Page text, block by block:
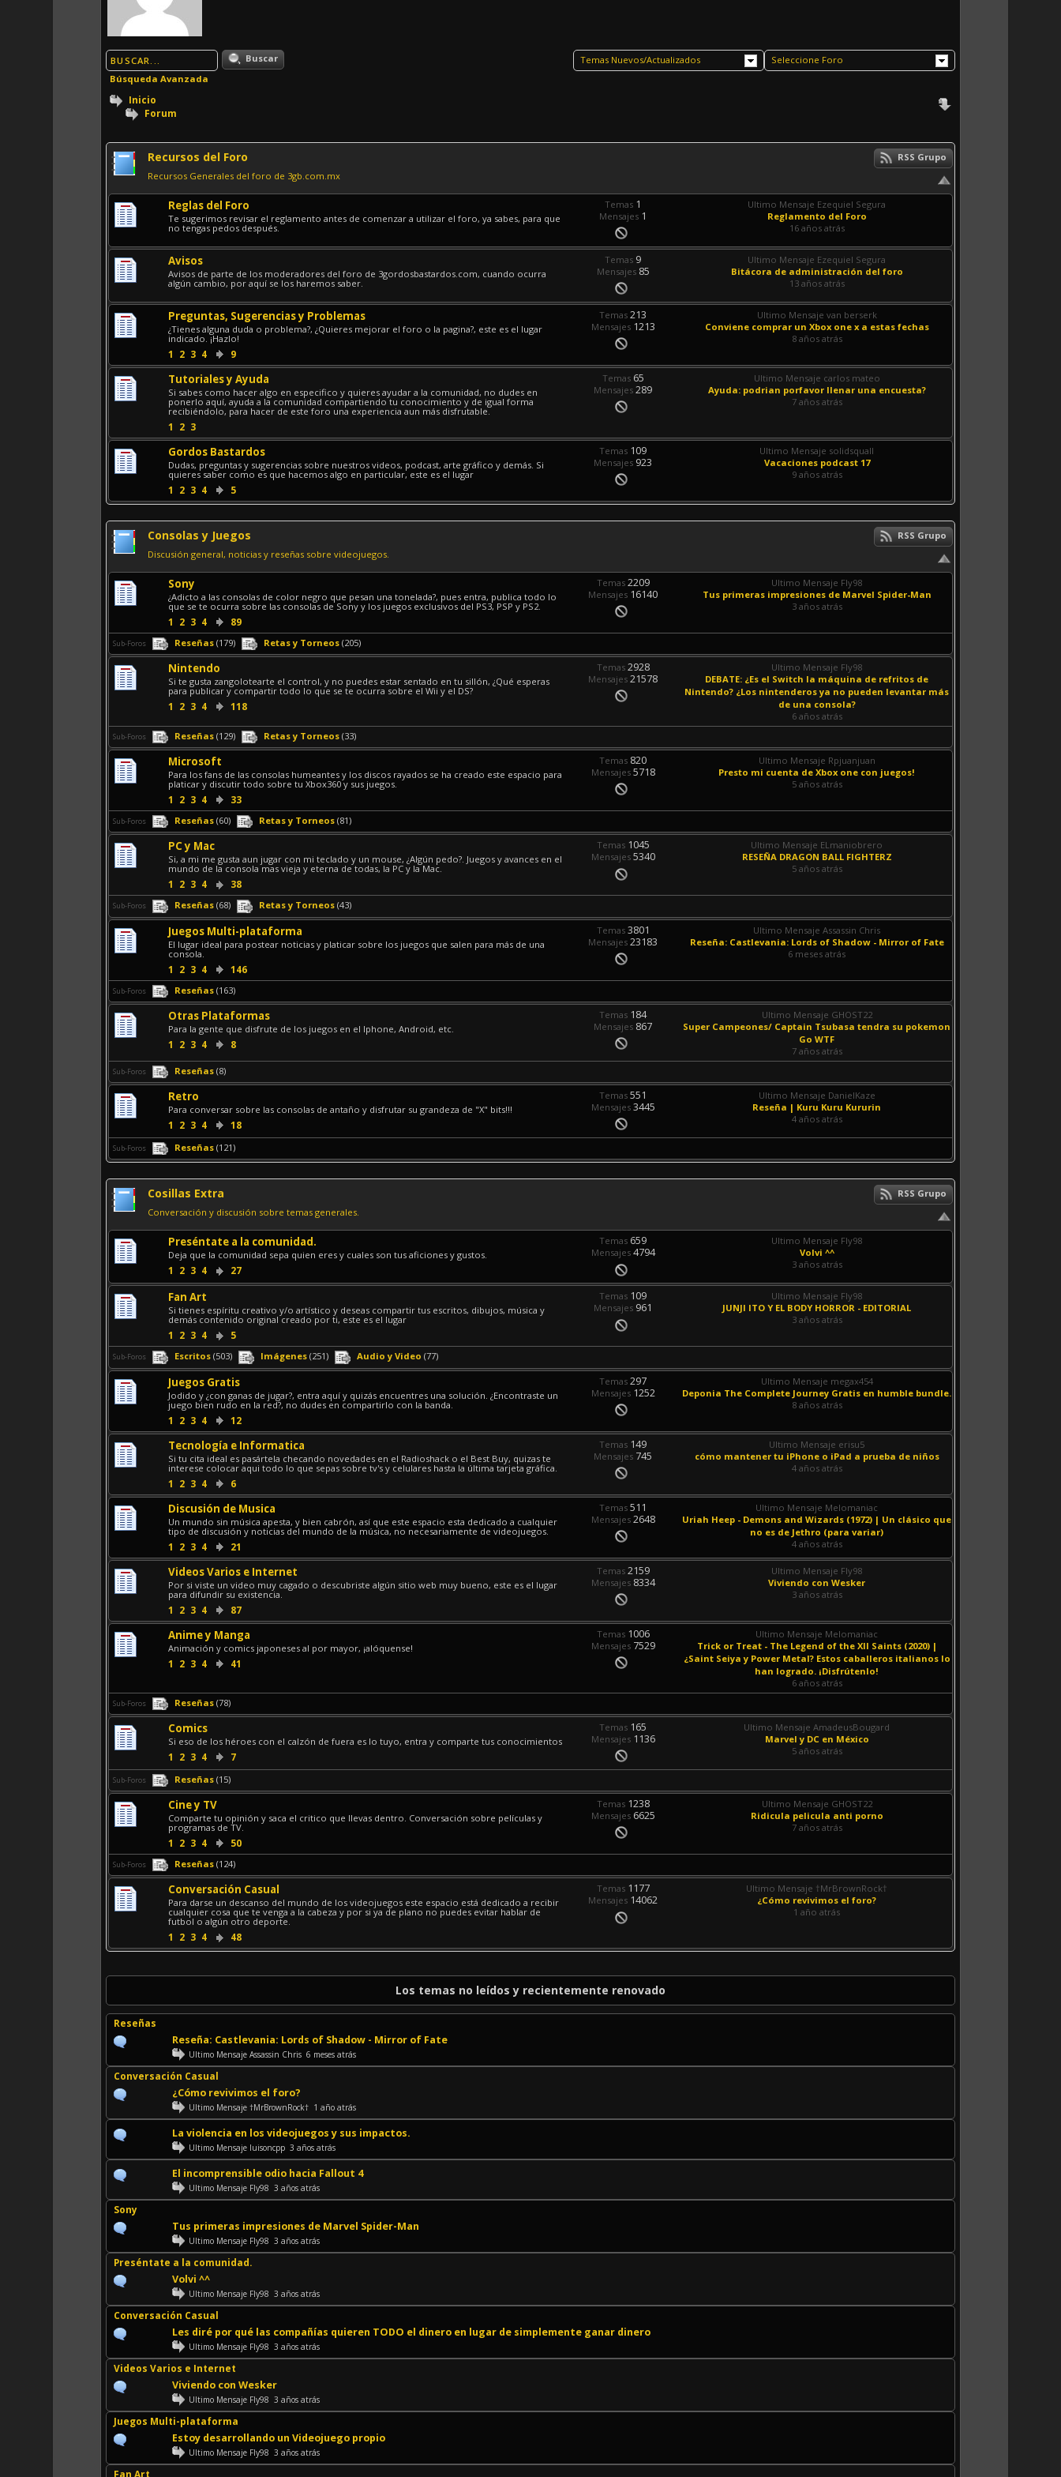
Seleccione Foro
Temas Nuevos/Actualizados
Buscar
Búsqueda Avanzada
Inicio
Forum
RSS Grupo
Recursos del Foro
Recursos Generales del foro de 3gb.com.mx
Reglas del Foro
Te sugerimos revisar el reglamento antes de comenzar a utilizar el foro, ya sabes, para que
no tengas pedos después.
Ultimo Mensaje Ezequiel Segura
Reglamento del Foro
16 años atrás
Temas 1
Mensajes 1
Avisos
Avisos de parte de los moderadores del foro de 3gordosbastardos.com, cuando ocurra
algún cambio, por aquí se los haremos saber.
Ultimo Mensaje Ezequiel Segura
Bitácora de administración del foro
13 años atrás
Temas 9
Mensajes 85
Preguntas, Sugerencias y Problemas
¿Tienes alguna duda o problema?, ¿Quieres mejorar el foro o la pagina?, este es el lugar
indicado. ¡Hazlo!
1 2 3 4 9
Ultimo Mensaje van berserk
Conviene comprar un Xbox one x a estas fechas
8 años atrás
Temas213
Mensajes 1213
Tutoriales y Ayuda
Si sabes como hacer algo en especifico y quieres ayudar a la comunidad, no dudes en
ponerlo aquí, ayuda a la comunidad compartiendo tu conocimiento y de igual forma
recibiéndolo, para hacer de este foro una experiencia aun más disfrutable.
1 2 3
Ultimo Mensaje carlos mateo
Ayuda: podrian porfavor llenar una encuesta?
7 años atrás
Temas 65
Mensajes289
Gordos Bastardos
Dudas, preguntas y sugerencias sobre nuestros videos, podcast, arte gráfico y demás. Si
quieres saber como es que hacemos algo en particular, este es el lugar
1 2 3 4 5
Ultimo Mensaje solidsquall
Vacaciones podcast 17
9 años atrás
Temas 109
Mensajes 923
RSS Grupo
Consolas y Juegos
Discusión general, noticias y reseñas sobre videojuegos.
Sony
¿Adicto a las consolas de color negro que pesan una tonelada?, pues entra, publica todo lo
que se te ocurra sobre las consolas de Sony y los juegos exclusivos del PS3, PSP y PS2.
1 2 3 4 89
Ultimo Mensaje Fly98
Tus primeras impresiones de Marvel Spider-Man
3 años atrás
Temas 2209
Mensajes 16140
Sub-Foros Reseñas (179) Retas y Torneos (205)
Nintendo
Si te gusta zangolotearte el control, y no puedes estar sentado en tu sillón, ¿Qué esperas
para publicar y compartir todo lo que se te ocurra sobre el Wii y el DS?
1 2 3 4 118
Ultimo Mensaje Fly98
DEBATE: ¿Es el Switch la máquina de refritos de
Nintendo? ¿Los nintenderos ya no pueden levantar más
de una consola?
6 años atrás
Temas 2928
Mensajes21578
Sub-Foros Reseñas (129) Retas y Torneos (33)
Microsoft
Para los fans de las consolas humeantes y los discos rayados se ha creado este espacio para
platicar y discutir todo sobre tu Xbox360 y sus juegos.
1 2 3 4 33
Ultimo Mensaje Rpjuanjuan
Presto mi cuenta de Xbox one con juegos!
5 años atrás
Temas 820
Mensajes 5718
Sub-Foros Reseñas (60) Retas y Torneos (81)
PC y Mac
Si, a mi me gusta aun jugar con mi teclado y un mouse, ¿Algún pedo?. Juegos y avances en el
mundo de la consola mas vieja y eterna de todas, la PC y la Mac.
1 2 3 4 38
Ultimo Mensaje ELmaniobrero
RESEÑA DRAGON BALL FIGHTERZ
5 años atrás
Temas 1045
Mensajes 5340
Sub-Foros Reseñas (68) Retas y Torneos (43)
Juegos Multi-plataforma
El lugar ideal para postear noticias y platicar sobre los juegos que salen para más de una
consola.
1 2 3 4 146
Ultimo Mensaje Assassin Chris
Reseña: Castlevania: Lords of Shadow - Mirror of Fate
6 meses atrás
Temas 3801
Mensajes23183
Sub-Foros Reseñas (163)
Otras Plataformas
Para la gente que disfrute de los juegos en el Iphone, Android, etc.
1 2 3 4 8
Ultimo Mensaje GHOST22
Super Campeones/ Captain Tsubasa tendra su pokemon
Go WTF
7 años atrás
Temas 184
Mensajes 867
Sub-Foros Reseñas (8)
Retro
Para conversar sobre las consolas de antaño y disfrutar su grandeza de "X" bits!!!
1 2 3 4 18
Ultimo Mensaje DanielKaze
Reseña | Kuru Kuru Kururin
4 años atrás
Temas551
Mensajes 3445
Sub-Foros Reseñas (121)
RSS Grupo
Cosillas Extra
Conversación y discusión sobre temas generales.
Preséntate a la comunidad.
Deja que la comunidad sepa quien eres y cuales son tus aficiones y gustos.
1 2 3 4 27
Ultimo Mensaje Fly98
Volvi ^^
3 años atrás
Temas 659
Mensajes 4794
Fan Art
Si tienes espíritu creativo y/o artístico y deseas compartir tus escritos, dibujos, música y
demás contenido original creado por ti, este es el lugar
1 2 3 4 5
Ultimo Mensaje Fly98
JUNJI ITO Y EL BODY HORROR - EDITORIAL
3 años atrás
Temas 109
Mensajes 961
Sub-Foros Escritos (503) Imágenes (251) Audio y Video (77)
Juegos Gratis
Jodido y ¿con ganas de jugar?, entra aquí y quizás encuentres una solución. ¿Encontraste un
juego bien rudo en la red?, no dudes en compartirlo con la banda.
1 2 3 4 12
Ultimo Mensaje megax454
Deponia The Complete Journey Gratis en humble bundle.
8 años atrás
Temas297
Mensajes 1252
Tecnología e Informatica
Si tu cita ideal es pasártela checando novedades en el Radioshack o el Best Buy, quizas te
interese colocar aqui todo lo que sepas sobre tv's y celulares hasta la última tarjeta gráfica.
1 2 3 4 6
Ultimo Mensaje erisu5
cómo mantener tu iPhone o iPad a prueba de niños
4 años atrás
Temas 149
Mensajes 745
Discusión de Musica
Un mundo sin música apesta, y bien cabrón, así que este espacio esta dedicado a cualquier
tipo de discusión y noticias del mundo de la música, no necesariamente de videojuegos.
1 2 3 4 21
Ultimo Mensaje Melomaniac
Uriah Heep - Demons and Wizards (1972) | Un clásico que
no es de Jethro (para variar)
4 años atrás
Temas511
Mensajes 2648
Videos Varios e Internet
Por si viste un video muy cagado o descubriste algún sitio web muy bueno, este es el lugar
para difundir su existencia.
1 2 3 4 87
Ultimo Mensaje Fly98
Viviendo con Wesker
3 años atrás
Temas 2159
Mensajes 8334
Anime y Manga
Animación y comics japoneses al por mayor, ¡alóquense!
1 2 3 4 41
Ultimo Mensaje Melomaniac
Trick or Treat - The Legend of the XII Saints (2020) |
¿Saint Seiya y Power Metal? Estos caballeros italianos lo
han logrado. ¡Disfrútenlo!
6 años atrás
Temas 1006
Mensajes 7529
Sub-Foros Reseñas (78)
Comics
Si eso de los héroes con el calzón de fuera es lo tuyo, entra y comparte tus conocimientos
1 2 3 4 7
Ultimo Mensaje AmadeusBougard
Marvel y DC en México
5 años atrás
Temas 165
Mensajes 1136
Sub-Foros Reseñas (15)
Cine y TV
Comparte tu opinión y saca el critico que llevas dentro. Conversación sobre películas y
programas de TV.
1 2 3 4 50
Ultimo Mensaje GHOST22
Ridicula pelicula anti porno
7 años atrás
Temas 1238
Mensajes 6625
Sub-Foros Reseñas (124)
Conversación Casual
Para darse un descanso del mundo de los videojuegos este espacio está dedicado a recibir
cualquier cosa que te venga a la cabeza y por si ya de plano no puedes evitar hablar de
futbol o algún otro deporte.
1 2 3 4 48
Ultimo Mensaje †MrBrownRock†
¿Cómo revivimos el foro?
1 año atrás
Temas 1177
Mensajes 14062
Los temas no leídos y recientemente renovado
Reseñas
Reseña: Castlevania: Lords of Shadow - Mirror of Fate
Ultimo MensajeAssassin Chris 6 meses atrás
Conversación Casual
¿Cómo revivimos el foro?
Ultimo Mensaje†MrBrownRock† 1 año atrás
La violencia en los videojuegos y sus impactos.
Ultimo Mensaje luisoncpp 3 años atrás
El incomprensible odio hacia Fallout 4
Ultimo Mensaje Fly98 3 años atrás
Sony
Tus primeras impresiones de Marvel Spider-Man
Ultimo Mensaje Fly98 3 años atrás
Preséntate a la comunidad.
Volvi ^^
Ultimo Mensaje Fly98 3 años atrás
Conversación Casual
Les diré por qué las compañías quieren TODO el dinero en lugar de simplemente ganar dinero
Ultimo Mensaje Fly98 3 años atrás
Videos Varios e Internet
Viviendo con Wesker
Ultimo Mensaje Fly98 3 años atrás
Juegos Multi-plataforma
Estoy desarrollando un Videojuego propio
Ultimo Mensaje Fly98 3 años atrás
Fan Art